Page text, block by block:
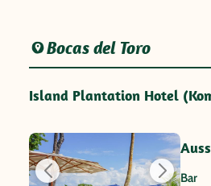
Bocas del Toro
Island Plantation Hotel
Bar